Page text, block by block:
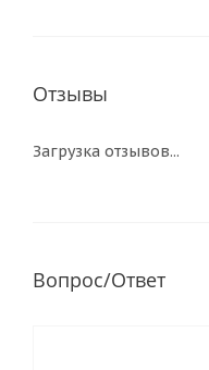
Отзывы
Загрузка отзывов...
Вопрос/Ответ